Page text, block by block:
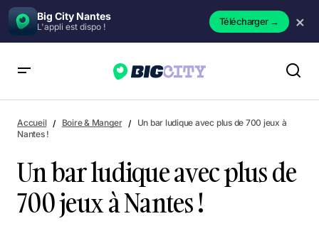
Big City Nantes
L'appli est dispo ! Télécharger→ ×
Accueil Boire & Manger
Un bar ludique avec plus de 700 jeux à
Nantes !
Un bar ludique avec plus de
700 jeux à Nantes !